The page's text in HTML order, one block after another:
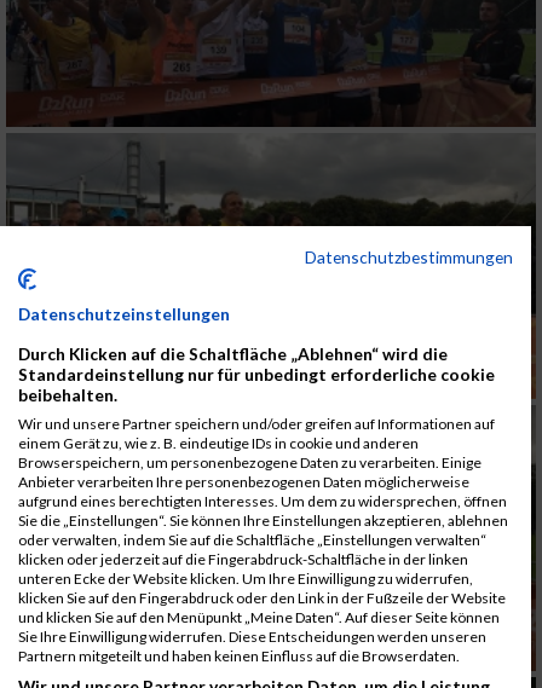
Datenschutzbestimmungen
Datenschutzeinstellungen
Durch Klicken auf die Schaltfläche „Ablehnen“ wird die
Standardeinstellung nur für unbedingt erforderliche cookie
beibehalten.
Wir und unsere Partner speichern und/oder greifen auf Informationen auf
einem Gerät zu, wie z. B. eindeutige IDs in cookie und anderen
Browserspeichern, um personenbezogene Daten zu verarbeiten. Einige
Anbieter verarbeiten Ihre personenbezogenen Daten möglicherweise
aufgrund eines berechtigten Interesses. Um dem zu widersprechen, öffnen
Sie die „Einstellungen“. Sie können Ihre Einstellungen akzeptieren, ablehnen
oder verwalten, indem Sie auf die Schaltfläche „Einstellungen verwalten“
klicken oder jederzeit auf die Fingerabdruck-Schaltfläche in der linken
unteren Ecke der Website klicken. Um Ihre Einwilligung zu widerrufen,
klicken Sie auf den Fingerabdruck oder den Link in der Fußzeile der Website
und klicken Sie auf den Menüpunkt „Meine Daten“. Auf dieser Seite können
Sie Ihre Einwilligung widerrufen. Diese Entscheidungen werden unseren
Partnern mitgeteilt und haben keinen Einfluss auf die Browserdaten.